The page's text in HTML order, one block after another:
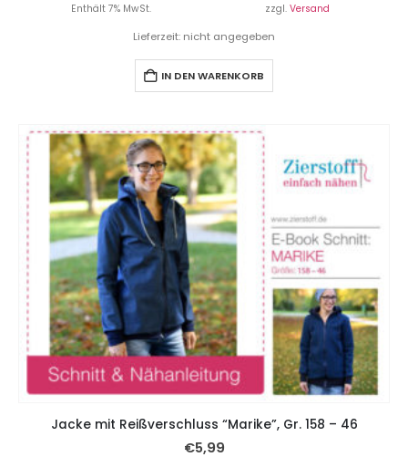
Enthält 7% MwSt. zzgl. Versand
Lieferzeit: nicht angegeben
IN DEN WARENKORB
Jacke mit Reißverschluss “Marike”, Gr. 158 – 46
€5,99